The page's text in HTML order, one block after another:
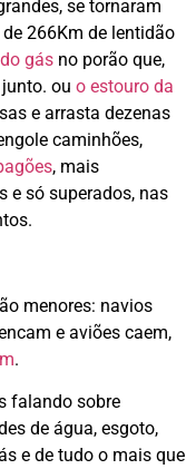
se tornaram
266Km de lentidão
gás no porão que,
ou o estouro da
e arrasta dezenas
caminhões,
, mais
e só superados, nas
menores: navios
e aviões caem,
.
falando sobre
de água, esgoto,
e de tudo o mais que